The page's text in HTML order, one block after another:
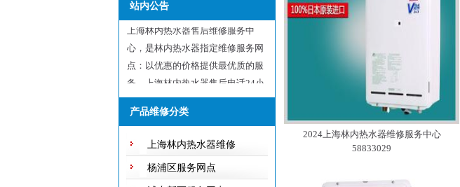
站内公告
上海林内热水器售后维修服务中
不休息，保证用户随叫随到，随到
随修欢迎来电！
产品维修分类
上海林内热水器维修
杨浦区服务网点
2024上海林内热水器维修服务中心
58833029